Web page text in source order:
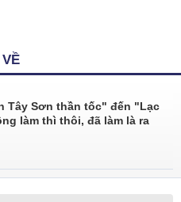
Tây Sơn thần tốc" đến "Lạc
làm thì thôi, đã làm là ra